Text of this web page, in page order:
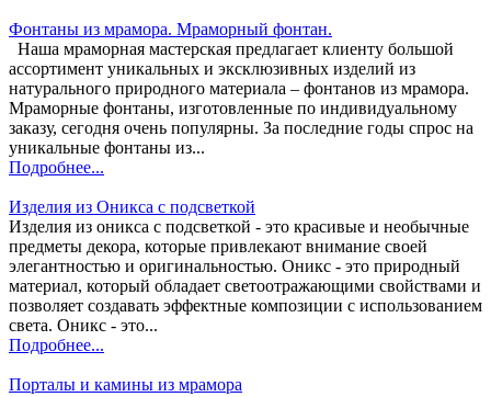
Фонтаны из мрамора. Мраморный фонтан.
Наша мраморная мастерская предлагает клиенту большой
ассортимент уникальных и эксклюзивных изделий из
натурального природного материала – фонтанов из мрамора.
Мраморные фонтаны, изготовленные по индивидуальному
заказу, сегодня очень популярны. За последние годы спрос на
уникальные фонтаны из...
Подробнее...
Изделия из Оникса с подсветкой
Изделия из оникса с подсветкой - это красивые и необычные
предметы декора, которые привлекают внимание своей
элегантностью и оригинальностью. Оникс - это природный
материал, который обладает светоотражающими свойствами и
позволяет создавать эффектные композиции с использованием
света. Оникс - это...
Подробнее...
Порталы и камины из мрамора